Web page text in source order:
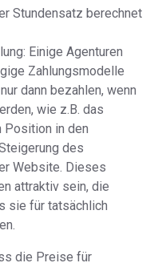
Stundensatz berechnet
Einige Agenturen
Zahlungsmodelle
dann bezahlen, wenn
wie z.B. das
Position in den
des
Website. Dieses
attraktiv sein, die
sie für tatsächlich
die Preise für